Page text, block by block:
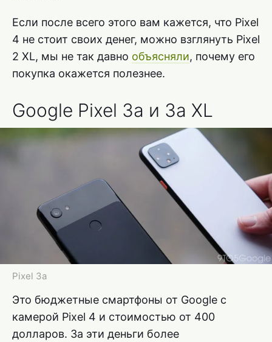
Если после всего этого вам кажется, что Pixel
4 не стоит своих денег, можно взглянуть Pixel
2 XL, мы не так давно объясняли, почему его
покупка окажется полезнее.
Google Pixel 3a и 3a XL
Pixel 3a
Это бюджетные смартфоны от Google с
камерой Pixel 4 и стоимостью от 400
долларов. За эти деньги более